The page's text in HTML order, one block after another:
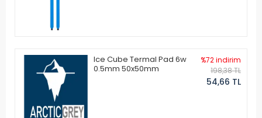
Ice Cube Termal Pad 6w
0.5mm 50x50mm
%72 indirim
198,38 TL
54,66 TL